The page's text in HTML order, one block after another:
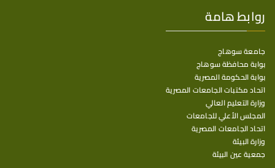
روابط هامة
جامعة سوهاج
بوابة محافظة سوهاج
بوابة الحكومة المصرية
اتحاد مكتبات الجامعات المصرية
وزارة التعليم العالي
المجلس الأعلي للجامعات
اتحاد الجامعات المصرية
وزارة البيئة
جمعية عين البيئة